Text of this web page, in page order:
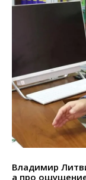
Владимир
а про